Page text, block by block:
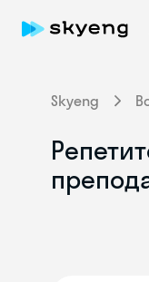
Skyeng